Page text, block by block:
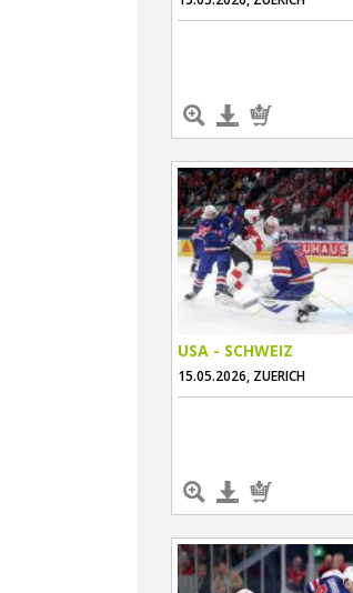
USA - SCHWEIZ
15.05.2026, ZUERICH